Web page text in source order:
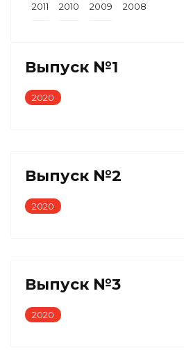
2011 2010 2009 2008
Выпуск №1
2020
Выпуск №2
2020
Выпуск №3
2020